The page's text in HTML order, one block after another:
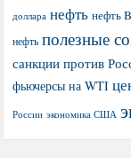
доллара нефть нефть
нефть полезные
санкции против
фьючерсы на WTI
России экономика США